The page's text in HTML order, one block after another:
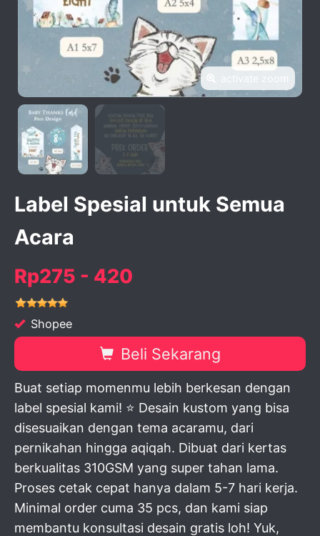
activate zoom
Label Spesial untuk Semua
Acara
Rp275 - 420
Shopee
Beli Sekarang
Buat setiap momenmu lebih berkesan dengan
label spesial kami! ⭐ Desain kustom yang bisa
disesuaikan dengan tema acaramu, dari
pernikahan hingga aqiqah. Dibuat dari kertas
berkualitas 310GSM yang super tahan lama.
Proses cetak cepat hanya dalam 5-7 hari kerja.
Minimal order cuma 35 pcs, dan kami siap
membantu konsultasi desain gratis loh! Yuk,